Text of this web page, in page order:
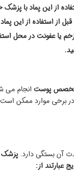
از این پماد با
از استفاده از این
یا عفونت در محل
پوست انجام می
برخی موارد ممکن
آن بستگی دارد.
عبارتند از: